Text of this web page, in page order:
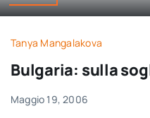
Tanya Mangalakova
Bulgaria: sulla
Maggio 19, 2006